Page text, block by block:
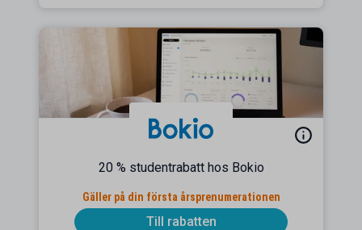
20 % studentrabatt hos Bokio
Gäller på din första årsprenumerationen
Till rabatten